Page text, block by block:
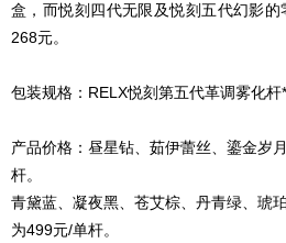
盒，而悦刻四代无限及悦刻五代幻影
268元。
包装规格：RELX悦刻第五代革调雾化杆
产品价格：昼星钻、茹伊蕾丝、鎏金岁
杆。
青黛蓝、凝夜黑、苍艾棕、丹青绿、琥
为499元/单杆。